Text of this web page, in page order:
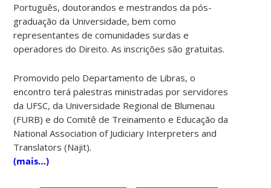
Português, doutorandos e mestrandos da pós-
graduação da Universidade, bem como
representantes de comunidades surdas e
operadores do Direito. As inscrições são gratuitas.
Promovido pelo Departamento de Libras, o
encontro terá palestras ministradas por servidores
da UFSC, da Universidade Regional de Blumenau
(FURB) e do Comitê de Treinamento e Educação da
National Association of Judiciary Interpreters and
Translators (Najit).
(mais…)